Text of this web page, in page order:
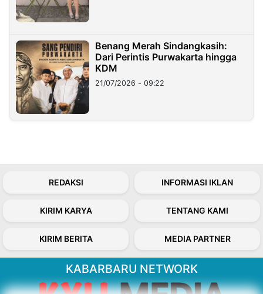
Benang Merah Sindangkasih:
Dari Perintis Purwakarta hingga
KDM
21/07/2026 - 09:22
REDAKSI INFORMASI IKLAN
KIRIM KARYA TENTANG KAMI
KIRIM BERITA MEDIA PARTNER
KABARBARU NETWORK